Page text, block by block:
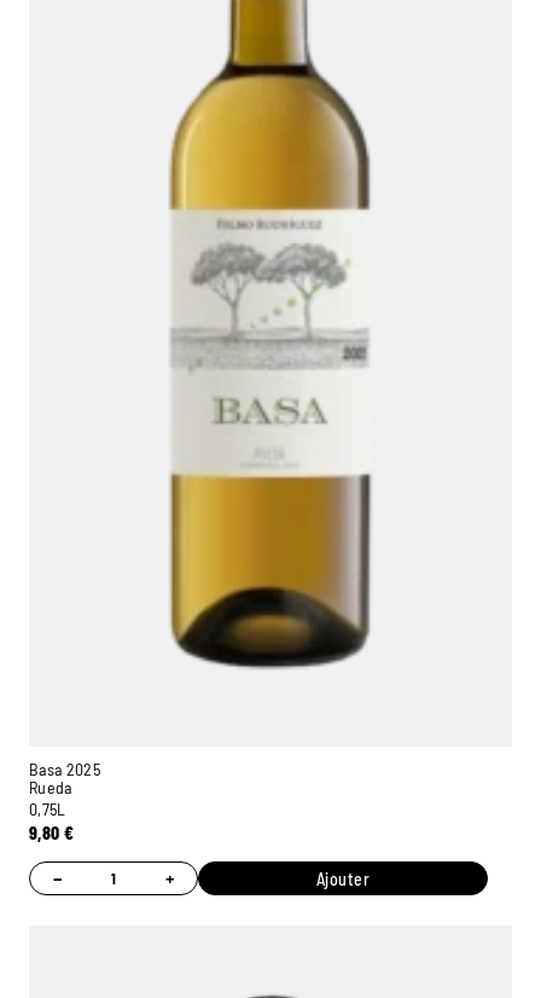
Basa 2025
Rueda
0,75L
9,80 €
− + Ajouter